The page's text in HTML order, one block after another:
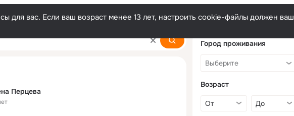
для вас. Если ваш возраст менее 13 лет, настроить cookie-файлы должен ваш
Перцева
Город проживания
Возраст